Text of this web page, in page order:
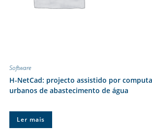
Software
H-NetCad: projecto assistido por
urbanos de abastecimento de água
Ler mais